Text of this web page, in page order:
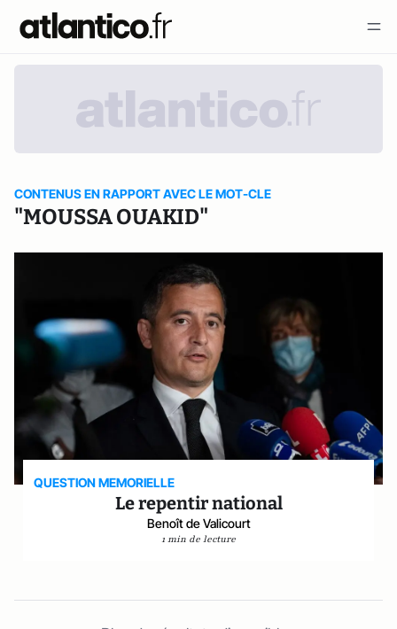
CONTENUS EN RAPPORT AVEC LE MOT-CLE
"MOUSSA OUAKID"
QUESTION MEMORIELLE
Le repentir national
Benoît de Valicourt
1 min de lecture